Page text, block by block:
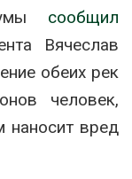
сообщил
Вячеслав
обеих рек
человек,
наносит вред